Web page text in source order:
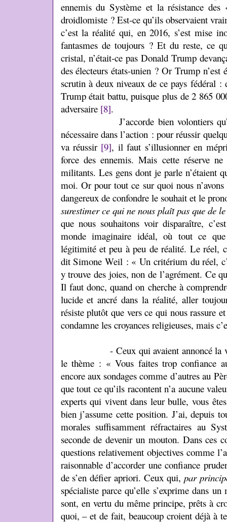
ennemis du Système et la résistance
droidlomiste ? Est-ce qu’ils observaient
c’est la réalité qui, en 2016, s’est mise
fantasmes de toujours ? Et du reste, ce
cristal, n’était-ce pas Donald Trump
des électeurs états-unien ? Or Trump
scrutin à deux niveaux de ce pays fédéral :
Trump était battu, puisque plus de 2 865
adversaire [8].
J’accorde bien volontiers qu’une
nécessaire dans l’action : pour réussir
va réussir [9], il faut s’illusionner en
force des ennemis. Mais cette réserve
militants. Les gens dont je parle n’étaient
moi. Or pour tout ce sur quoi nous
dangereux de confondre le souhait et le
surestimer ce qui ne nous plaît pas que de
que nous souhaitons voir disparaître,
monde imaginaire idéal, où tout ce
légitimité et peu à peu de réalité. Le réel,
dit Simone Weil : « Un critérium du réel,
y trouve des joies, non de l’agrément. Ce
Il faut donc, quand on cherche à
lucide et ancré dans la réalité, aller
résiste plutôt que vers ce qui nous rassure
condamne les croyances religieuses, mais
- Ceux qui avaient annoncé la
le thème : « Vous faites trop confiance
encore aux sondages comme d’autres au
que tout ce qu’ils racontent n’a aucune
experts qui vivent dans leur bulle, vous
bien j’assume cette position. J’ai, depuis
morales suffisamment réfractaires au
seconde de devenir un mouton. Dans ces
questions relativement objectives comme
raisonnable d’accorder une confiance
de s’en défier apriori. Ceux qui, par
spécialiste parce qu’elle s’exprime dans
sont, en vertu du même principe, prêts à
quoi, – et de fait, beaucoup croient déjà à